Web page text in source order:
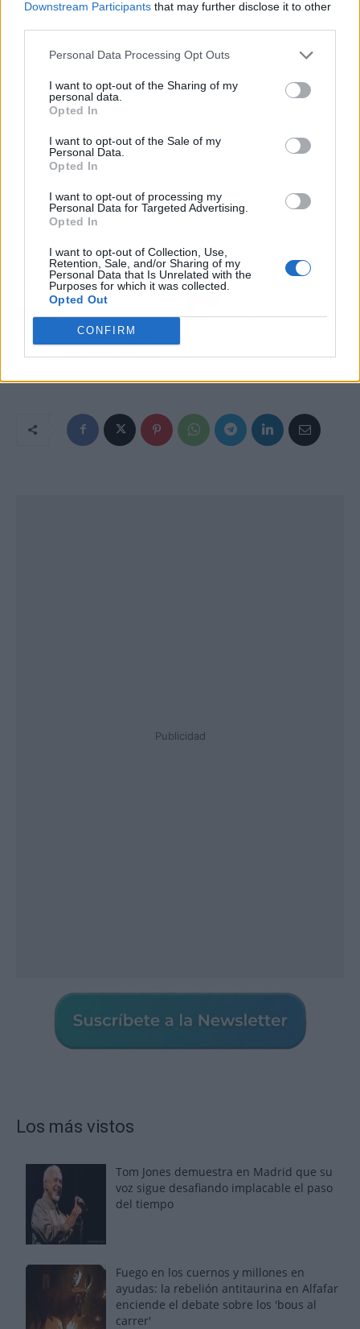
Downstream Participants that may further disclose it to other
Personal Data Processing Opt Outs
I want to opt-out of the Sharing of my
personal data.
Opted In
I want to opt-out of the Sale of my
Personal Data.
Opted In
I want to opt-out of processing my
Personal Data for Targeted Advertising.
Opted In
I want to opt-out of Collection, Use,
Retention, Sale, and/or Sharing of my
Personal Data that Is Unrelated with the
Purposes for which it was collected.
Opted Out
CONFIRM
Publicidad
Artículo anterior
La alianza estratégica
entre Atlántica Garantía
y el GRUPO SOLEDAD
para ofrecer acceso a
opción para mejorar la
Publicidad
Los más vistos
Tom Jones demuestra en Madrid que su
voz sigue desafiando implacable el paso
del tiempo
Fuego en los cuernos y millones en
ayudas: la rebelión antitaurina en Alfafar
enciende el debate sobre los 'bous al
carrer'